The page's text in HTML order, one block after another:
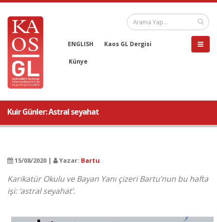
ENGLISH Kaos GL Dergisi
Künye
Kuir Günler: Astral seyahat
15/08/2020 | Yazar: Bartu
Karikatür Okulu ve Bayan Yanı çizeri Bartu’nun bu hafta
işi: ‘astral seyahat’.